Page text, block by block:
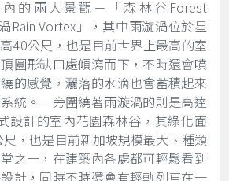
的兩大景觀－「森林谷Forest
Rain Vortex」，其中雨漩渦位於星
40公尺，也是目前世界上最高的室
圓形缺口處傾瀉而下，不時還會噴
的感覺，灑落的水滴也會蓄積起來
統。一旁圍繞著雨漩渦的則是高達
設計的室內花園森林谷，其綠化面
，也是目前新加坡規模最大、種類
之一，在建築內各處都可輕鬆看到
計，同時不時還會有輕軌列車在一